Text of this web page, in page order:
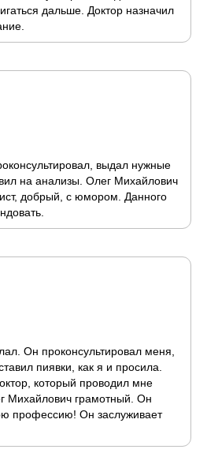
дальше. Доктор назначил
выдал нужные
на анализы. Олег Михайлович
добрый, с юмором. Данного
Он проконсультировал меня,
пиявки, как я и просила.
который проводил мне
Михайлович грамотный. Он
профессию! Он заслуживает